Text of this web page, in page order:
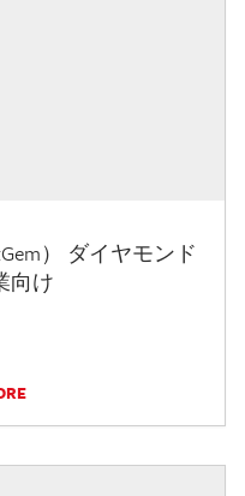
） ダイヤモンド
向け